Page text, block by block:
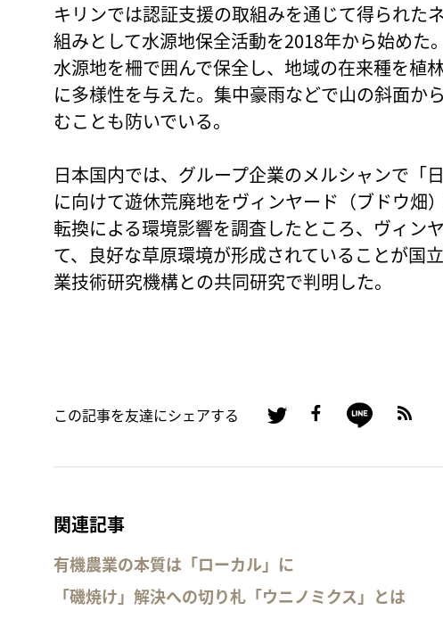
キリンでは認証支援の取組みを通じて得られた
組みとして水源地保全活動を2018年から始めた
水源地を柵で囲んで保全し、地域の在来種を植
に多様性を与えた。集中豪雨などで山の斜面か
むことも防いでいる。
日本国内では、グループ企業のメルシャンで「
に向けて遊休荒廃地をヴィンヤード（ブドウ畑
転換による環境影響を調査したところ、ヴィン
て、良好な草原環境が形成されていることが国
業技術研究機構との共同研究で判明した。
この記事を友達にシェアする
関連記事
有機農業の本質は「ローカル」に
「磯焼け」解決への切り札「ウニノミクス」とは